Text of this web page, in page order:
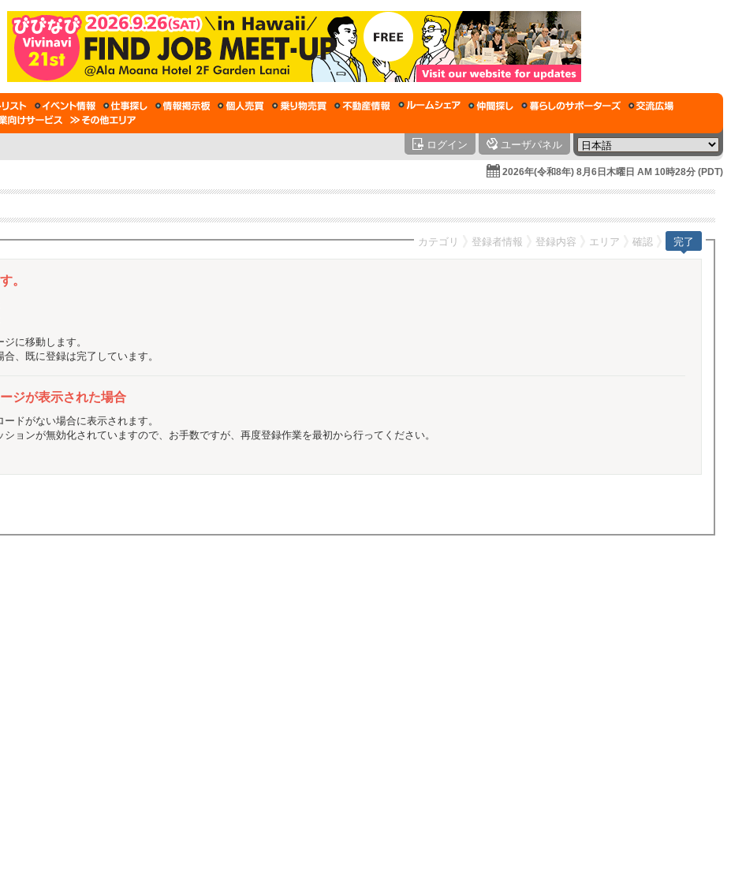
ログイン ユーザパネル
2026年(令和8年) 8月6日木曜日 AM 10時28分 (PDT)
カテゴリ 登録者情報 登録内容 エリア 確認 完了
。
に移動します。
、既に登録は完了しています。
ジが表示された場合
ドがない場合に表示されます。
ョンが無効化されていますので、お手数ですが、再度登録作業を最初から行ってください。